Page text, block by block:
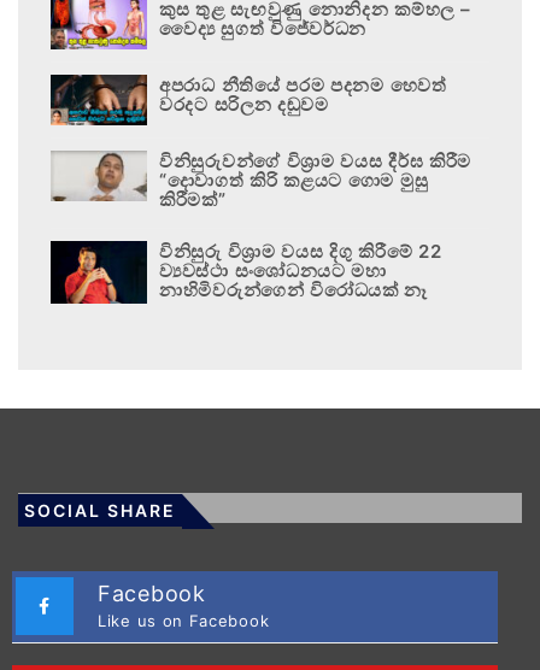
කුස තුළ සැඟවුණු නොනිදන කම්හල –
වෛද්‍ය සුගත් විජේවර්ධන
අපරාධ නීතියේ පරම පදනම හෙවත්
වරදට සරිලන දඬුවම
විනිසුරුවන්ගේ විශ්‍රාම වයස දීර්ඝ කිරීම
“දොවාගත් කිරි කළයට ගොම මුසු
කිරීමක්”
විනිසුරු විශ්‍රාම වයස දිගු කිරීමේ 22
ව්‍යවස්ථා සංශෝධනයට මහා
නාහිමිවරුන්ගෙන් විරෝධයක් නෑ
SOCIAL SHARE
Facebook
Like us on Facebook